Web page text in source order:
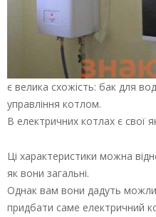
є велика схожість: бак для
управління котлом.
В електричних котлах є свої
Ці характеристики можна
як вони загальні.
Однак вам вони дадуть
придбати саме електричний